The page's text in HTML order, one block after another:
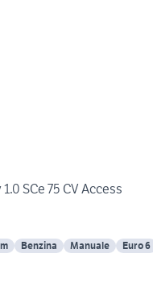
SCe 75 CV Access
Benzina Manuale Euro 6